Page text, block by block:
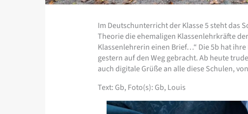
Im Deutschunterricht der Klasse 5 steht das
Theorie die ehemaligen Klassenlehrkräfte
Klassenlehrerin einen Brief…“ Die 5b hat
gestern auf den Weg gebracht. Ab heute
auch digitale Grüße an alle diese Schulen,
Text: Gb, Foto(s): Gb, Louis